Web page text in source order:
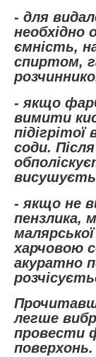
- для
необхідно
ємність,
спиртом,
- якщо
вимити
соди.
- якщо не
пензлика,
харчовою
акуратно
легше
провести
поверхонь.